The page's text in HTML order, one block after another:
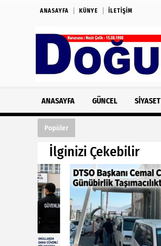
ANASAYFA KÜNYE İLETIŞIM
ANASAYFA GÜNCEL SIYASET
Popüler
İlginizi Çekebilir